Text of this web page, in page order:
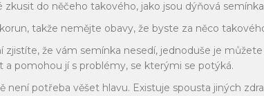
do něčeho takového, jako jsou dýňová
takže nemějte obavy, že byste za něco
zjistíte, že vám semínka nesedí, jednoduše je
a pomohou jí s problémy, se kterými se potýká.
není potřeba věšet hlavu. Existuje spousta jiných